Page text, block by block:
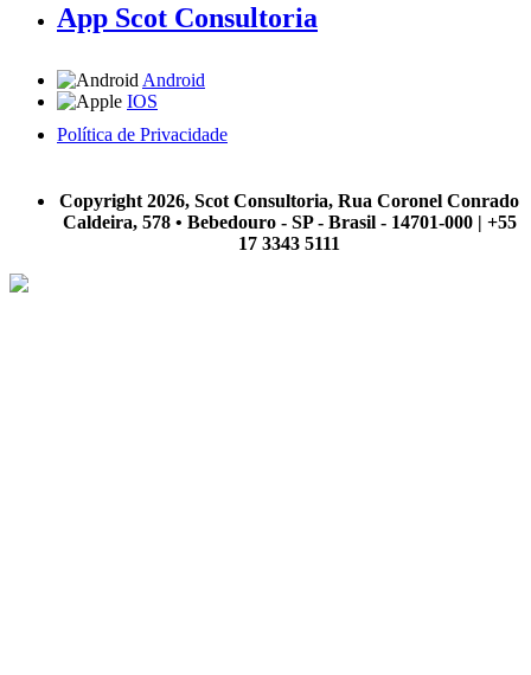
App Scot Consultoria
Android
IOS
Política de Privacidade
Copyright 2026, Scot Consultoria, Rua Coronel Conrado
Caldeira, 578 • Bebedouro - SP - Brasil - 14701-000 | +55
17 3343 5111